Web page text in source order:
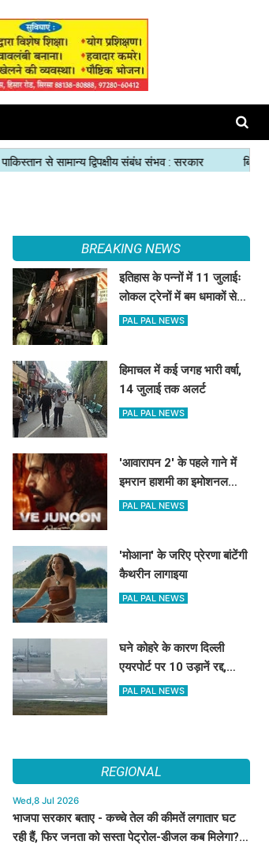
BREAKING NEWS
इतिहास के पन्नों में 11 जुलाईः
लोकल ट्रेनों में बम धमाकों से
दहल गई मुंबई, 189 की मौत
PAL PAL NEWS
हिमाचल में कई जगह भारी वर्षा,
14 जुलाई तक अलर्ट
PAL PAL NEWS
'आवारापन 2' के पहले गाने में
इमरान हाशमी का इमोशनल
अवतार
PAL PAL NEWS
'मोआना' के जरिए प्रेरणा बांटेंगी
कैथरीन लागाइया
PAL PAL NEWS
घने कोहरे के कारण दिल्ली
एयरपोर्ट पर 10 उड़ानें रद्द,
270 से अधिक में देरी
PAL PAL NEWS
REGIONAL
Wed,8 Jul 2026
भाजपा सरकार बताए - कच्चे तेल की कीमतें लगातार घट
रही हैं, फिर जनता को सस्ता पेट्रोल-डीजल कब मिलेगा? :